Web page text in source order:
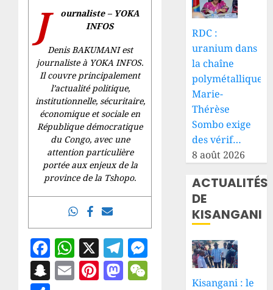
J
ournaliste – YOKA
INFOS
Denis BAKUMANI est
journaliste à YOKA INFOS.
Il couvre principalement
l’actualité politique,
institutionnelle, sécuritaire,
économique et sociale en
République démocratique
du Congo, avec une
attention particulière
portée aux enjeux de la
province de la Tshopo.
Facebook
WhatsApp
X Telegram
Messenger
Snapchat
EmailPinterest
Mastodon
WeChat
RDC :
uranium dans
la chaîne
polymétallique,
Marie-
Thérèse
Sombo exige
des vérif…
8 août 2026
ACTUALITÉS
DE
KISANGANI
Kisangani : le